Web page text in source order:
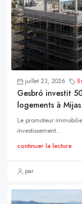
juillet 23, 2026
Gesbró investit
logements à
Le promoteur
investissement...
continuer la lecture
par